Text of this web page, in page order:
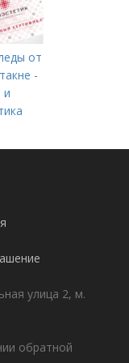
от
-
и
улица 2, м.
обратной